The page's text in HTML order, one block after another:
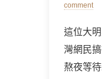
on
comment
這位大
灣網民
熬夜等